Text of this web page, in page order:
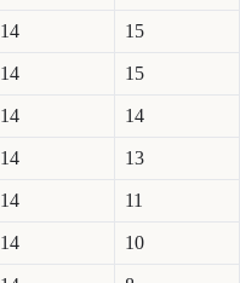
14 15
14 15
14 14
14 13
14 11
14 10